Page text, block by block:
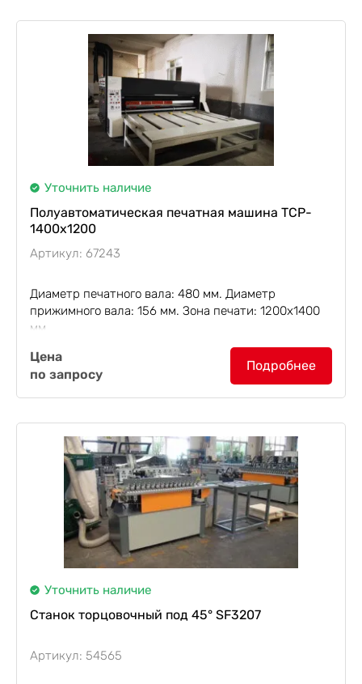
Уточнить наличие
Полуавтоматическая печатная машина TCP-
1400x1200
Артикул: 67243
Диаметр печатного вала: 480 мм. Диаметр
прижимного вала: 156 мм. Зона печати: 1200х1400
мм.
Полуавтоматическая печатная машина TCP-
1400x1200предназначена для нанесения рисунка
посредством переноса с печатного вала на
Цена
по запросу
Подробнее
Уточнить наличие
Станок торцовочный под 45° SF3207
Артикул: 54565